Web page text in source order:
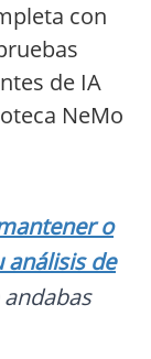
con
de IA
NeMo
o
análisis de